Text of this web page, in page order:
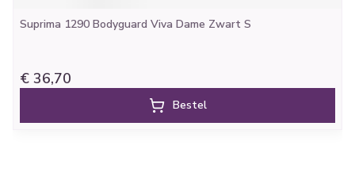
Suprima 1290 Bodyguard Viva Dame Zwart S
€ 36,70
Bestel